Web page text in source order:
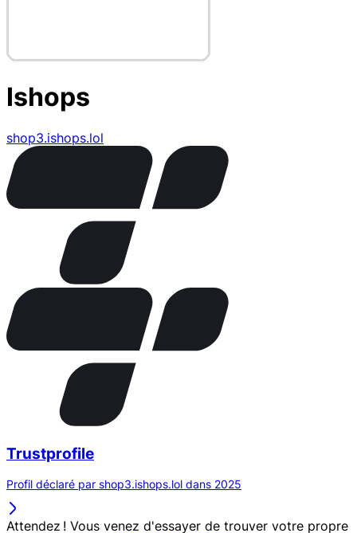
Ishops
shop3.ishops.lol
Trustprofile
Profil déclaré par shop3.ishops.lol dans 2025
Attendez ! Vous venez d'essayer de trouver votre propre